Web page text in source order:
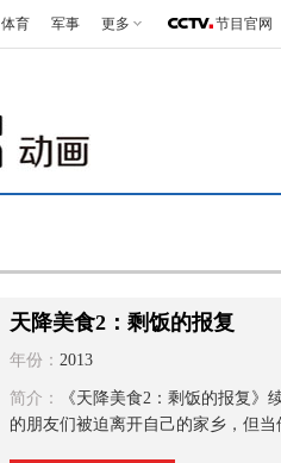
体育 军事 更多 节目官网
天降美食2：剩饭的报复
年份： 2013
简介：
《天降美食2：剩饭的报复
的朋友们被迫离开自己的家乡，但